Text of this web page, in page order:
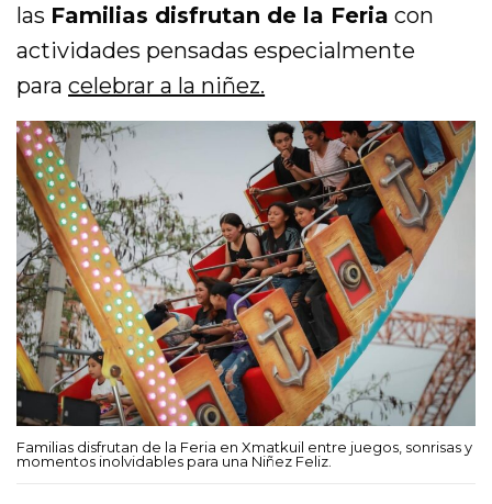
las Familias disfrutan de la Feria con
actividades pensadas especialmente
paracelebrar a la niñez.
Familias disfrutan de la Feria en Xmatkuil entre juegos, sonrisas y
momentos inolvidables para una Niñez Feliz.